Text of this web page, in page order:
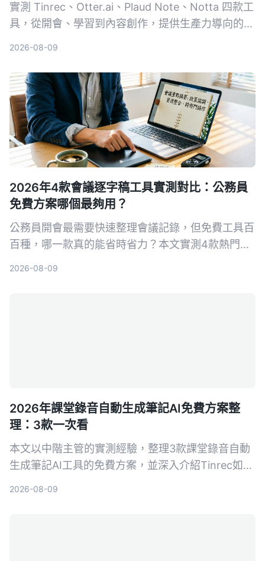
實測 Tinrec、Otter.ai、Plaud Note、Notta 四款工
具，從開會、學習到內容創作，提供生產力導向的選
2026-08-09
2026年4款會議逐字稿工具實測對比：公務員
免費方案哪個最夠用？
公務員開會最需要快速整理會議記錄，但免費工具百
百種，哪一款真的能省時省力？本文實測4款熱門AI
2026-08-09
2026年課堂錄音自動生成筆記AI免費方案整
理：3款一次看
本文以中階主管的實測經驗，整理3款課堂錄音自動
生成筆記AI工具的免費方案，並深入介紹Tinrec如何
2026-08-09